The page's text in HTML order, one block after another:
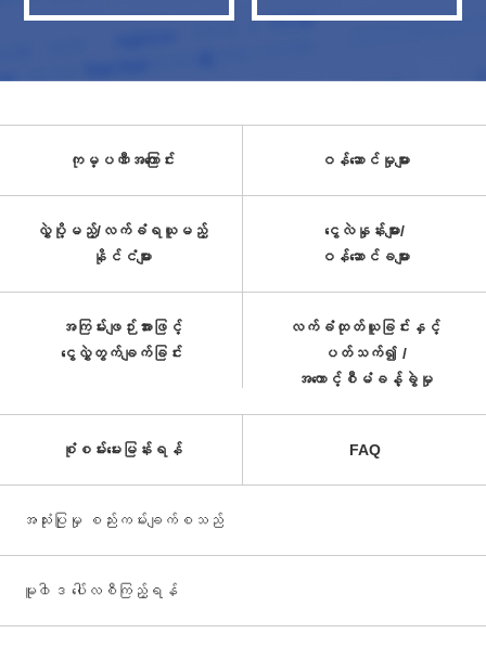
ကုမ္ပဏီအကြောင်း ဝန်ဆောင်မှုများ
လွှဲပို့မည့်/လက်ခံရယူမည့်
နိုင်ငံများ
ငွေလဲနှုန်းများ/
ဝန်ဆောင်ခများ
အကြမ်းဖျဉ်းအားဖြင့်
ငွေလွှဲတွက်ချက်ခြင်း
လက်ခံထုတ်ယူခြင်းနှင့်
ပတ်သက်၍ /
အကောင့်စီမံခန့်ခွဲမှု
စုံစမ်းမေးမြန်းရန် FAQ
အသုံးပြုမှု စည်းကမ်းချက်စသည်
မူ၀ါဒ ပေါ်လစီကြည့်ရန်